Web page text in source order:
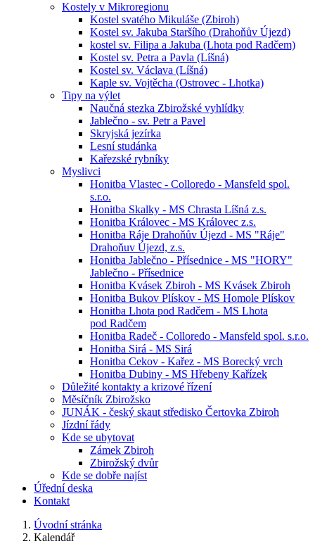
Kostely v Mikroregionu
Kostel svatého Mikuláše (Zbiroh)
Kostel sv. Jakuba Staršího (Drahoňův Újezd)
kostel sv. Filipa a Jakuba (Lhota pod Radčem)
Kostel sv. Petra a Pavla (Líšná)
Kostel sv. Václava (Líšná)
Kaple sv. Vojtěcha (Ostrovec - Lhotka)
Tipy na výlet
Naučná stezka Zbirožské vyhlídky
Jablečno - sv. Petr a Pavel
Skryjská jezírka
Lesní studánka
Kařezské rybníky
Myslivci
Honitba Vlastec - Colloredo - Mansfeld spol.
s.r.o.
Honitba Skalky - MS Chrasta Líšná z.s.
Honitba Královec - MS Královec z.s.
Honitba Ráje Drahoňův Újezd - MS "Ráje"
Drahoňuv Újezd, z.s.
Honitba Jablečno - Přísednice - MS "HORY"
Jablečno - Přísednice
Honitba Kvásek Zbiroh - MS Kvásek Zbiroh
Honitba Bukov Plískov - MS Homole Plískov
Honitba Lhota pod Radčem - MS Lhota
pod Radčem
Honitba Radeč - Colloredo - Mansfeld spol. s.r.o.
Honitba Sirá - MS Sirá
Honitba Cekov - Kařez - MS Borecký vrch
Honitba Dubiny - MS Hřebeny Kařízek
Důležité kontakty a krizové řízení
Měsíčník Zbirožsko
JUNÁK - český skaut středisko Čertovka Zbiroh
Jízdní řády
Kde se ubytovat
Zámek Zbiroh
Zbirožský dvůr
Kde se dobře najíst
Úřední deska
Kontakt
Úvodní stránka
Kalendář